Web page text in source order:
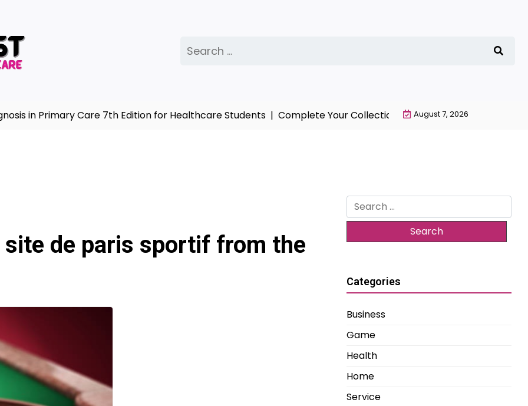
for:
in Primary Care 7th Edition for Healthcare Students |Complete Your Collection with NieR Automata
August 7, 2026
site de paris sportif from the
Search
for:
Categories
Business
Game
Health
Home
Service